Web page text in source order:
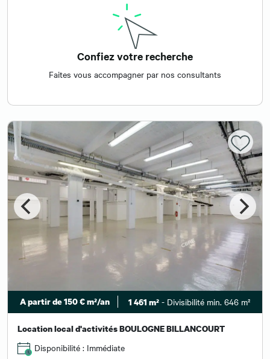
Confiez votre recherche
Faites vous accompagner par nos consultants
A partir de 150 € m²/an 1 461 m²- Divisibilité min. 646 m²
Location local d'activités BOULOGNE BILLANCOURT
Disponibilité : Immédiate